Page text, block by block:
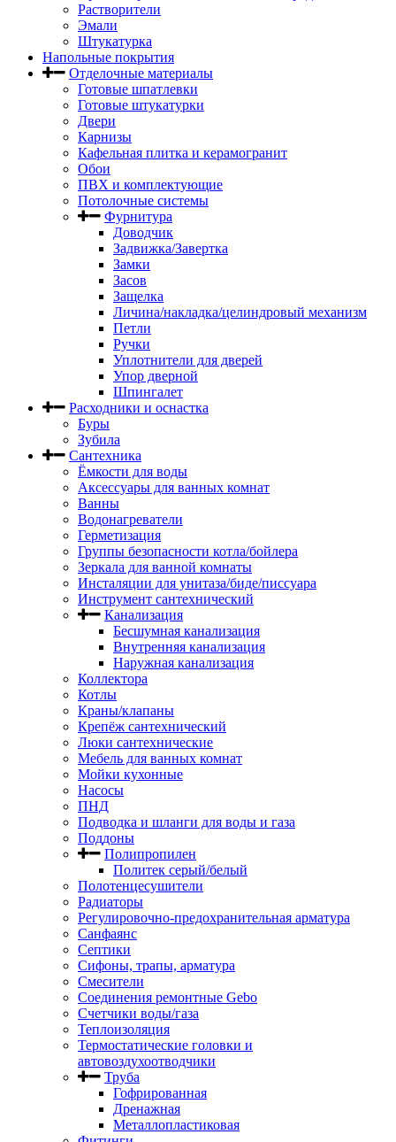
Растворители
Эмали
Штукатурка
Напольные покрытия
Отделочные материалы
Готовые шпатлевки
Готовые штукатурки
Двери
Карнизы
Кафельная плитка и керамогранит
Обои
ПВХ и комплектующие
Потолочные системы
Фурнитура
Доводчик
Задвижка/Завертка
Замки
Засов
Защелка
Личина/накладка/целиндровый механизм
Петли
Ручки
Уплотнители для дверей
Упор дверной
Шпингалет
Расходники и оснастка
Буры
Зубила
Сантехника
Ёмкости для воды
Аксессуары для ванных комнат
Ванны
Водонагреватели
Герметизация
Группы безопасности котла/бойлера
Зеркала для ванной комнаты
Инсталяции для унитаза/биде/писсуара
Инструмент сантехнический
Канализация
Бесшумная канализация
Внутренняя канализация
Наружная канализация
Коллектора
Котлы
Краны/клапаны
Крепёж сантехнический
Люки сантехнические
Мебель для ванных комнат
Мойки кухонные
Насосы
ПНД
Подводка и шланги для воды и газа
Поддоны
Полипропилен
Политек серый/белый
Полотенцесушители
Радиаторы
Регулировочно-предохранительная арматура
Санфаянс
Септики
Сифоны, трапы, арматура
Смесители
Соединения ремонтные Gebo
Счетчики воды/газа
Теплоизоляция
Термостатические головки и
автовоздухоотводчики
Труба
Гофрированная
Дренажная
Металлопластиковая